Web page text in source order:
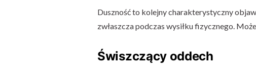
Duszność to kolejny charakterystyczny
zwłaszcza podczas wysiłku fizycznego.
Świszczący oddech